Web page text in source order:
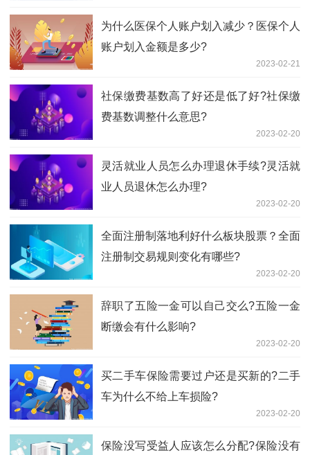
为什么医保个人账户划入减少？医保个人
账户划入金额是多少?
2023-02-21
社保缴费基数高了好还是低了好?社保缴
费基数调整什么意思?
2023-02-20
灵活就业人员怎么办理退休手续?灵活就
业人员退休怎么办理?
2023-02-20
全面注册制落地利好什么板块股票？全面
注册制交易规则变化有哪些?
2023-02-20
辞职了五险一金可以自己交么?五险一金
断缴会有什么影响?
2023-02-20
买二手车保险需要过户还是买新的?二手
车为什么不给上车损险?
2023-02-20
保险没写受益人应该怎么分配?保险没有